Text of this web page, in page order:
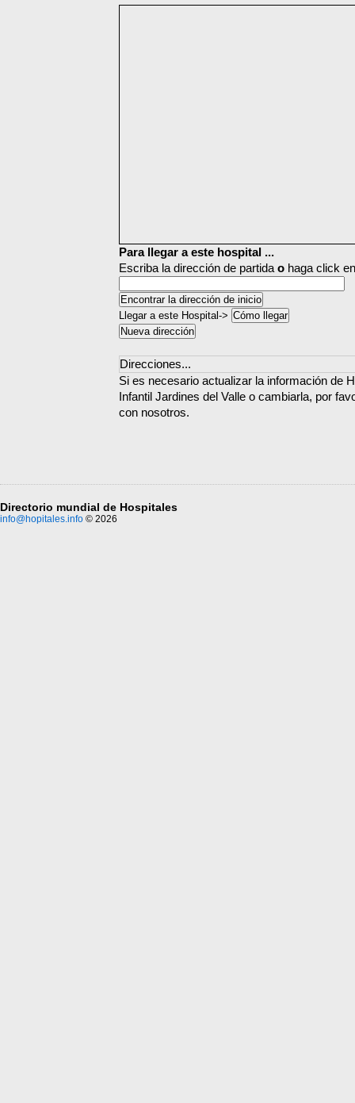
Para llegar a este hospital ...
Escriba la dirección de partida o haga click
Llegar a este Hospital->
Direcciones...
Si es necesario actualizar la información de
Infantil Jardines del Valle o cambiarla, por
con nosotros.
Directorio mundial de Hospitales
info@hopitales.info © 2026